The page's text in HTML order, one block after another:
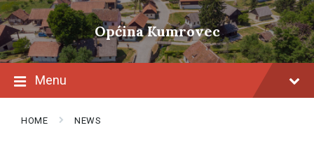
Skip
to
content
Skip
to
main
navigation
Skip
to
footer
Općina Kumrovec
Menu
HOME NEWS